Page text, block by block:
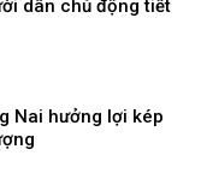
dân chủ động tiết
Nai hưởng lợi kép